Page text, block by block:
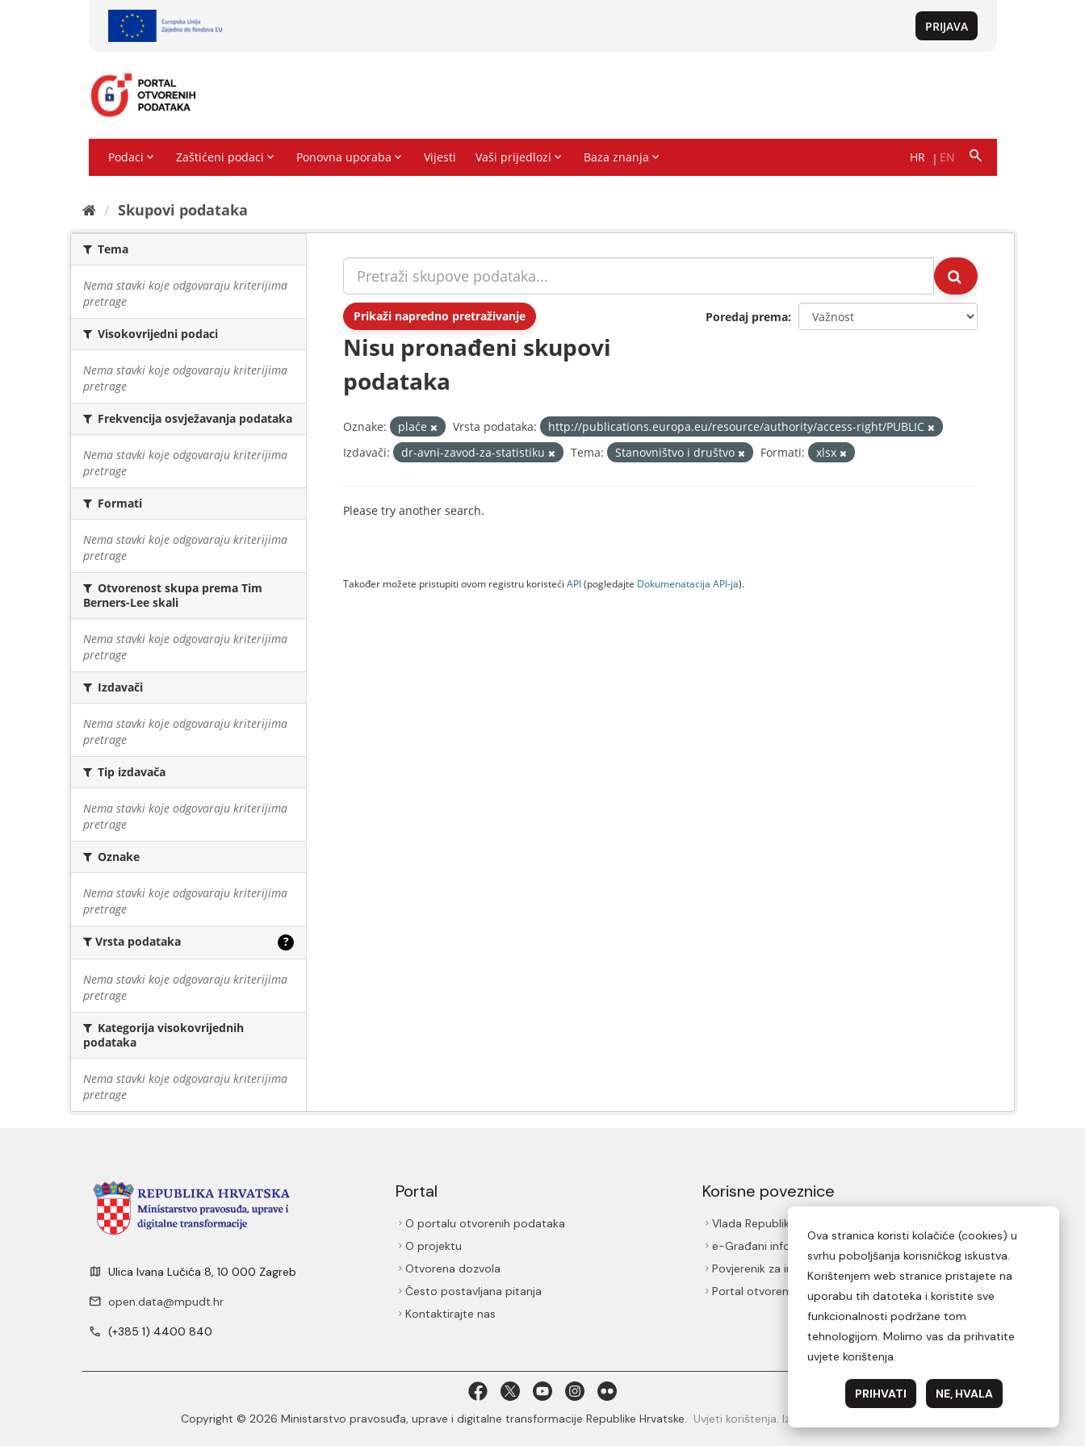
Skupovi podаtаkа
Tema
Nema stavki koje odgovaraju kriterijima
pretrage
Visokovrijedni podaci
Nema stavki koje odgovaraju kriterijima
pretrage
Frekvencija osvježavanja podataka
Nema stavki koje odgovaraju kriterijima
pretrage
Formati
Nema stavki koje odgovaraju kriterijima
pretrage
Otvorenost skupa prema Tim
Berners-Lee skali
Nema stavki koje odgovaraju kriterijima
pretrage
Izdavači
Nema stavki koje odgovaraju kriterijima
pretrage
Tip izdavača
Nema stavki koje odgovaraju kriterijima
pretrage
Oznake
Nema stavki koje odgovaraju kriterijima
pretrage
Vrsta podataka ?
Nema stavki koje odgovaraju kriterijima
pretrage
Kategorija visokovrijednih
podataka
Nema stavki koje odgovaraju kriterijima
pretrage
Prikaži napredno pretraživanje Poredaj prema
Nisu pronađeni skupovi
podataka
Oznake: plaće Vrsta podataka:
http://publications.europa.eu/resource/authority/access-right/PUBLIC
Izdavači:
dr-avni-zavod-za-statistiku Tema: Stanovništvo i društvo Formati: xlsx
Please try another search.
Također možete pristupiti ovom registru koristeći API(pogledajte Dokumenаtаcijа API-jа).